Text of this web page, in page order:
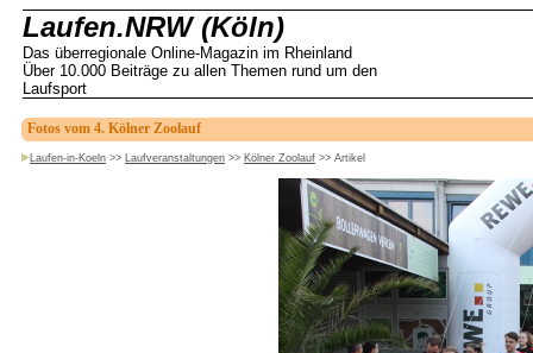
Laufen.NRW (Köln)
Das überregionale Online-Magazin im Rheinland
Über 10.000 Beiträge zu allen Themen rund um den
Laufsport
Fotos vom 4. Kölner Zoolauf
Laufen-in-Koeln >> Laufveranstaltungen >> Kölner Zoolauf >> Artikel